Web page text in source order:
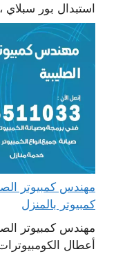
استبدال بور
كمبيوتر بالمنزل
مهندس كمبيوتر
أعطال